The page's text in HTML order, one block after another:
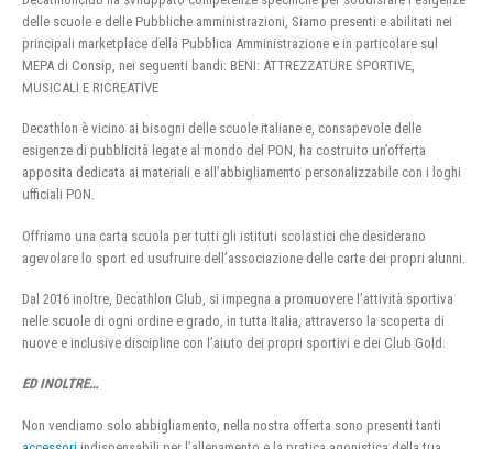
delle scuole e delle Pubbliche amministrazioni, Siamo presenti e abilitati nei
principali marketplace della Pubblica Amministrazione e in particolare sul
MEPA di Consip, nei seguenti bandi: BENI: ATTREZZATURE SPORTIVE,
MUSICALI E RICREATIVE
Decathlon è vicino ai bisogni delle scuole italiane e, consapevole delle
esigenze di pubblicità legate al mondo del PON, ha costruito un’offerta
apposita dedicata ai materiali e all’abbigliamento personalizzabile con i loghi
ufficiali PON.
Offriamo una carta scuola per tutti gli istituti scolastici che desiderano
agevolare lo sport ed usufruire dell’associazione delle carte dei propri alunni.
Dal 2016 inoltre, Decathlon Club, si impegna a promuovere l’attività sportiva
nelle scuole di ogni ordine e grado, in tutta Italia, attraverso la scoperta di
nuove e inclusive discipline con l’aiuto dei propri sportivi e dei Club Gold.
ED INOLTRE…
Non vendiamo solo abbigliamento, nella nostra offerta sono presenti tanti